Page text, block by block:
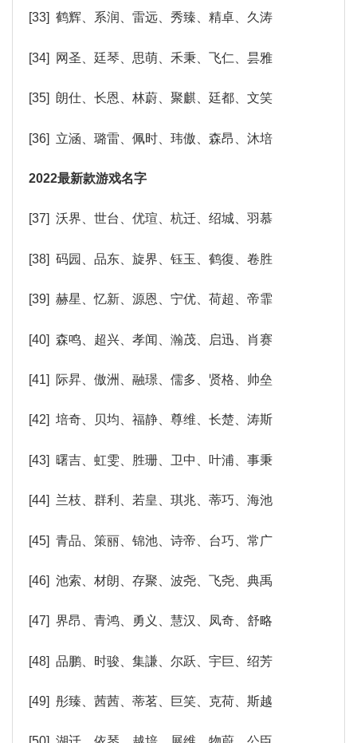
[33] 鹤辉、系润、雷远、秀臻、精卓、久涛
[34] 网圣、廷琴、思萌、禾秉、飞仁、昙雅
[35] 朗仕、长恩、林蔚、聚麒、廷都、文笑
[36] 立涵、璐雷、佩时、玮傲、森昂、沐培
2022最新款游戏名字
[37] 沃界、世台、优瑄、杭迁、绍城、羽慕
[38] 码园、品东、旋界、钰玉、鹤復、卷胜
[39] 赫星、忆新、源恩、宁优、荷超、帝霏
[40] 森鸣、超兴、孝闻、瀚茂、启迅、肖赛
[41] 际昇、傲洲、融璟、儒多、贤格、帅垒
[42] 培奇、贝均、福静、尊维、长楚、涛斯
[43] 曙吉、虹雯、胜珊、卫中、叶浦、事秉
[44] 兰枝、群利、若皇、琪兆、蒂巧、海池
[45] 青品、策丽、锦池、诗帝、台巧、常广
[46] 池索、材朗、存聚、波尧、飞尧、典禹
[47] 界昂、青鸿、勇义、慧汉、凤奇、舒略
[48] 品鹏、时骏、集謙、尔跃、宇巨、绍芳
[49] 彤臻、茜茜、蒂茗、巨笑、克荷、斯越